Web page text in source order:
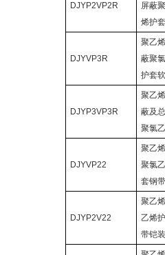
DJYP2VP2R
屏蔽
烯护
DJYVP3R
聚乙
蔽聚
护套
DJYP3VP3R
聚乙
蔽及
聚氯
DJYVP22
聚乙
聚氯
套钢
DJYP2V22
聚乙
乙烯
带铠